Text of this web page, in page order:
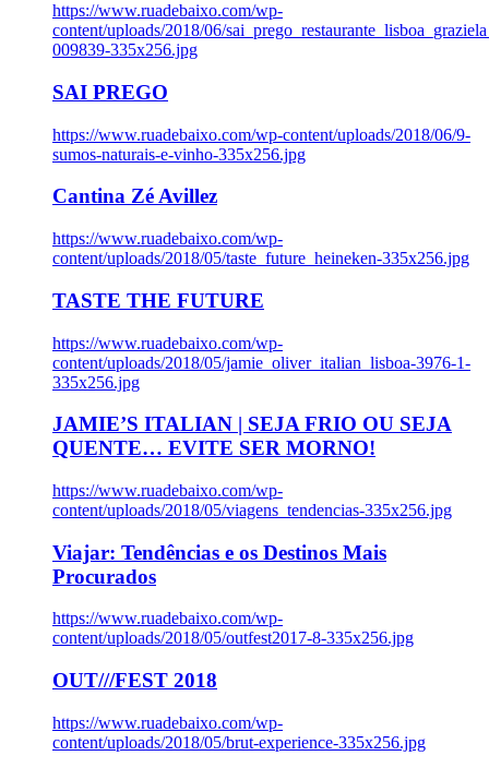
https://www.ruadebaixo.com/wp-
content/uploads/2018/06/
009839-335x256.jpg
SAI PREGO
https://www.ruadebaixo.com/wp-content/uploads/2018/06/9-
sumos-naturais-e-vinho-335x256.jpg
Cantina Zé Avillez
https://www.ruadebaixo.com/wp-
content/uploads/2018/05/taste_future_heineken-335x256.jpg
TASTE THE FUTURE
https://www.ruadebaixo.com/wp-
content/uploads/2018/05/jamie_oliver_italian_lisboa-3976-1-
335x256.jpg
JAMIE’S ITALIAN | SEJA FRIO OU SEJA
QUENTE… EVITE SER MORNO!
https://www.ruadebaixo.com/wp-
content/uploads/2018/05/viagens_tendencias-335x256.jpg
Viajar: Tendências e os Destinos Mais
Procurados
https://www.ruadebaixo.com/wp-
content/uploads/2018/05/outfest2017-8-335x256.jpg
OUT///FEST 2018
https://www.ruadebaixo.com/wp-
content/uploads/2018/05/brut-experience-335x256.jpg